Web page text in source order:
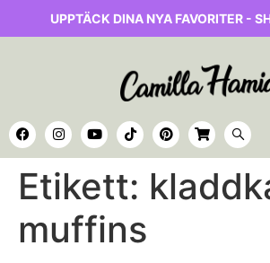
UPPTÄCK DINA NYA FAVORITER -
Etikett:
muffins